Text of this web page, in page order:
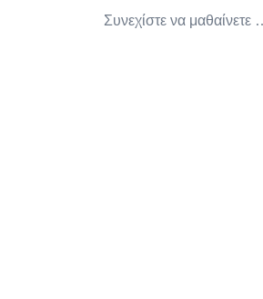
Συνεχίστε να μαθαίνετε